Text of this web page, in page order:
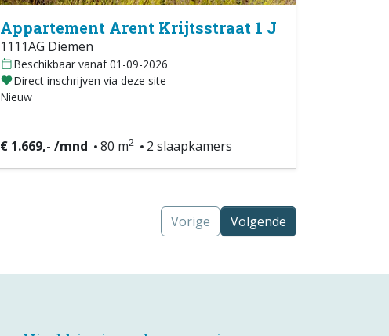
Appartement Arent Krijtsstraat 1 J
1111AG Diemen
Beschikbaar vanaf 01-09-2026
Direct inschrijven via deze site
Nieuw
€ 1.669,- /mnd 80 m2 2 slaapkamers
Vorige Volgende